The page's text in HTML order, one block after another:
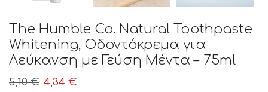
The Humble Co. Natural Toothpaste
Whitening, Οδοντόκρεμα για
Λεύκανση με Γεύση Μέντα – 75ml
5,10€ Original
4,34€Η